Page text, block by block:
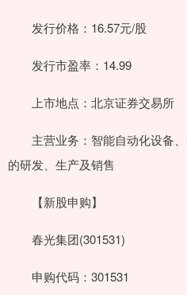
发行价格：16.57元/股
发行市盈率：14.99
上市地点：北京证券交易所
主营业务：智能自动化设备、
的研发、生产及销售
【新股申购】
春光集团(301531)
申购代码：301531